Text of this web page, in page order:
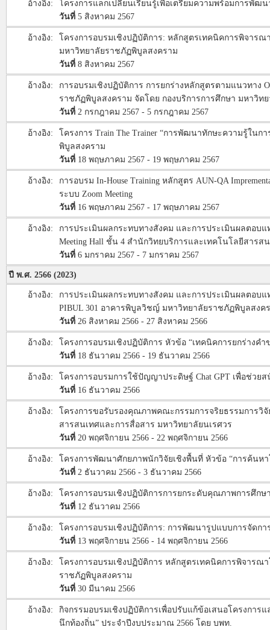
อ้างอิง:
โครงการแลกเปลี่ยนเรียนรู้เพื่อเตรียมความพร้อมการพั
วันที่ 5 สิงหาคม 2567
อ้างอิง:
โครงการอบรมเชิงปฏิบัติการ: หลักสูตรเทคนิคการพิจาร
มหาวิทยาลัยราชภัฏพิบูลสงคราม
วันที่ 8 สิงหาคม 2567
อ้างอิง:
การอบรมเชิงปฏิบัติการ การยกร่างหลักสูตรตามแนวทาง
ราชภัฏพิบูลสงคราม จัดโดย กองบริการการศึกษา มหาวิท
วันที่ 2 กรกฎาคม 2567 - 5 กรกฎาคม 2567
อ้างอิง:
โครงการ Train The Trainer “การพัฒนาทักษะความรู้ใ
พิบูลสงคราม
วันที่ 18 พฤษภาคม 2567 - 19 พฤษภาคม 2567
อ้างอิง:
การอบรม In-House Training หลักสูตร AUN-QA
ระบบ Zoom Meeting
วันที่ 16 พฤษภาคม 2567 - 17 พฤษภาคม 2567
อ้างอิง:
การประเมินผลกระทบทางสังคม และการประเมินผลตอบแท
Meeting Hall ชั้น 4 สำนักวิทยบริการและเทคโนโลยีสารส
วันที่ 6 มกราคม 2567 - 7 มกราคม 2567
ปี พ.ศ. 2566 (2023)
อ้างอิง:
การประเมินผลกระทบทางสังคม และการประเมินผลตอบแท
PIBUL 301 อาคารพิบูลวิชญ์ มหาวิทยาลัยราชภัฏพิบูลสงค
วันที่ 26 สิงหาคม 2566 - 27 สิงหาคม 2566
อ้างอิง:
โครงการอบรมเชิงปฏิบัติการ หัวข้อ “เทคนิคการยกร่าง
วันที่ 18 ธันวาคม 2566 - 19 ธันวาคม 2566
อ้างอิง:
โครงการอบรมการใช้ปัญญาประดิษฐ์ Chat GPT เพื่อช่
วันที่ 16 ธันวาคม 2566
อ้างอิง:
โครงการขอรับรองคุณภาพคณะกรรมการจริยธรรมการวิจั
สารสนเทศและการสื่อสาร มหาวิทยาลัยนเรศวร
วันที่ 20 พฤศจิกายน 2566 - 22 พฤศจิกายน 2566
อ้างอิง:
โครงการพัฒนาศักยภาพนักวิจัยเชิงพื้นที่ หัวข้อ “การค้น
วันที่ 2 ธันวาคม 2566 - 3 ธันวาคม 2566
อ้างอิง:
โครงการอบรมเชิงปฏิบัติการการยกระดับคุณภาพการศึก
วันที่ 12 ธันวาคม 2566
อ้างอิง:
โครงการอบรมเชิงปฏิบัติการ: การพัฒนารูปแบบการจัดกา
วันที่ 13 พฤศจิกายน 2566 - 14 พฤศจิกายน 2566
อ้างอิง:
โครงการอบรมเชิงปฏิบัติการ หลักสูตรเทคนิคการพิจาร
ราชภัฏพิบูลสงคราม
วันที่ 30 มีนาคม 2566
อ้างอิง:
กิจกรรมอบรมเชิงปฏิบัติการเพื่อปรับแก้ข้อเสนอโครงกา
นึกท้องถิ่น” ประจําปีงบประมาณ 2566 โดย บพท.